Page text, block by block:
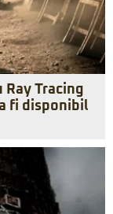
Tracing
fi disponibil